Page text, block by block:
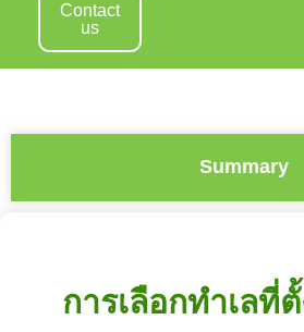
Contact
us
Summary
การเลือกทำเลที่